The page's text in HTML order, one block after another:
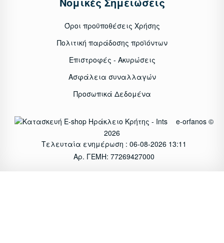
Όροι προϋποθέσεις Χρήσης
Πολιτική παράδοσης προϊόντων
Επιστροφές - Ακυρώσεις
Ασφάλεια συναλλαγών
Προσωπικά Δεδομένα
e-orfanos ©
2026
Τελευταία ενημέρωση : 06-08-2026 13:11
Αρ. ΓΕΜΗ: 77269427000